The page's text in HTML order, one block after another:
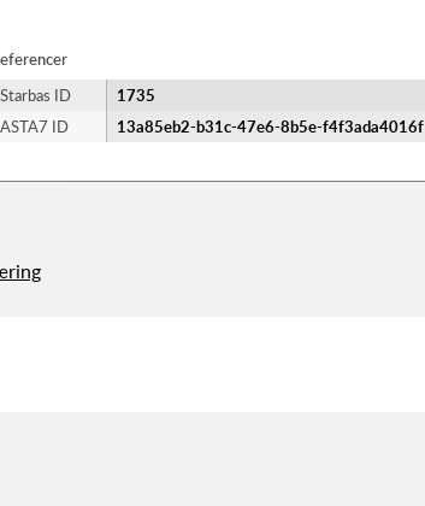
Starbas ID
1735
ASTA7 ID
13a85eb2-b31c-47e6-8b5e-f4f3ada4016f